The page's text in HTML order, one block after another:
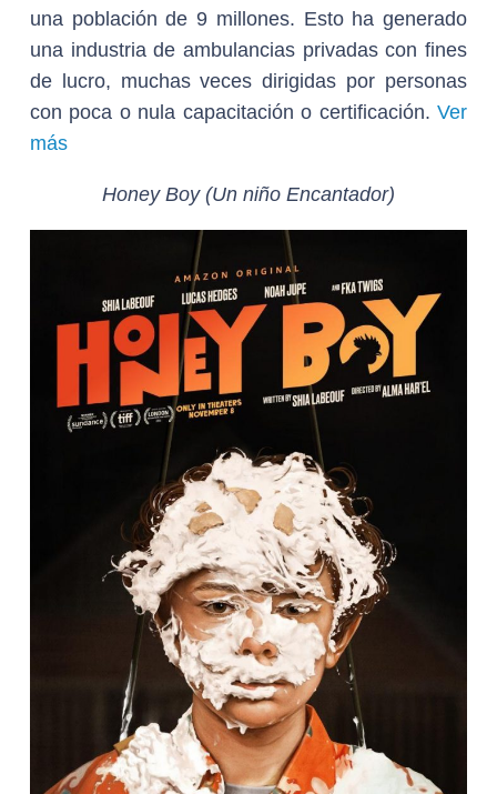
una población de 9 millones. Esto ha generado
una industria de ambulancias privadas con fines
de lucro, muchas veces dirigidas por personas
con poca o nula capacitación o certificación. Ver
más
Honey Boy (Un niño Encantador)